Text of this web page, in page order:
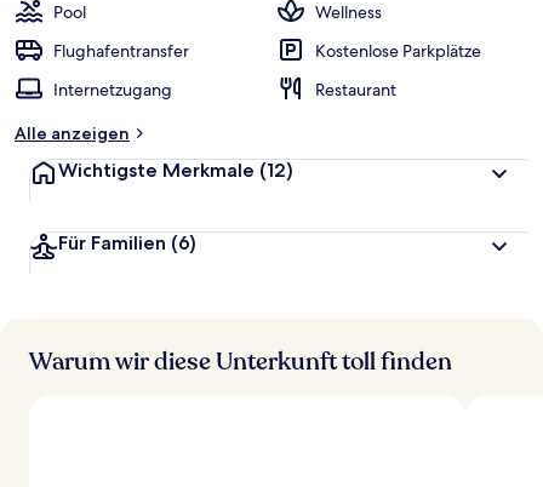
Pool
Wellness
Flughafentransfer
Kostenlose Parkplätze
Internetzugang
Restaurant
Alle anzeigen
Wichtigste Merkmale (12)
Für Familien (6)
Warum wir diese Unterkunft toll finden